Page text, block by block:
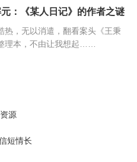
：《某人日记》的作者之谜
热，无以消遣，翻看案头《王秉
理本，不由让我想起……
源
短情长